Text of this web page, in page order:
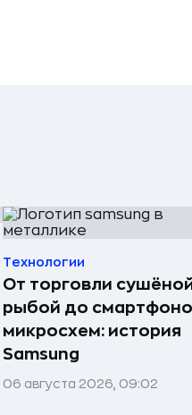
Технологии
От торговли
рыбой до
микросхем: история
Samsung
06 августа 2026, 09:02